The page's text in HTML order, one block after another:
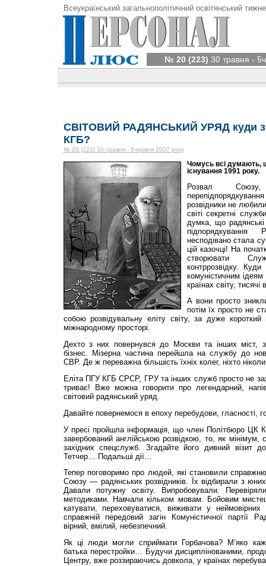
Всеукраїнський загальнополітичний освітянський
№ 20 (223) 30 травня -
СВІТОВИЙ РАДЯНСЬКИЙ УРЯД куди
КГБ?
№ 20 (223) 30 травня - 5червня 2007 року
Чомусь всі думають,
існування 1991 року.
Розвал
розвідники не
світі секретні
думка, що
підпорядкування
несподівано стала
цій казочці! На
створювати
контррозвідку.
комуністичним
країнах світу, тисячі
А вони просто
потім їх просто не
собою розвідувальну еліту світу, за дуже
міжнародному просторі.
Дехто з них повернувся до Москви та інших міст,
бізнес. Мізерна частина перейшла на службу до
СВР. Де ж переважна більшість їхніх колег, ніхто
Еліта ПГУ КГБ СРСР, ГРУ та інших служб просто не
триває! Вже можна говорити про легендарний,
світовий радянський уряд.
Давайте повернемося в епоху перебудови, гласності,
У пресі пройшла інформація, що член Політбюро
завербований англійською розвідкою, то, як мінімум,
західних спецслужб. Згадайте його дивний візит
Тетчер… Подальші дії…
Тепер поговоримо про людей, які становили справжню
Союзу — радянських розвідників. Їх відбирали з
Давали потужну освіту. Випробовували.
методиками. Навчали кільком мовам. Бойовим
катувати, переховуватися, виживати у
справжній передовий загін Комуністичної партії
вірний, вмілий, небезпечний.
Як ці люди могли сприймати Горбачова? М’яко
батька перестройки… Будучи дисциплінованими,
Центру, вже роззираючись довкола, у країнах